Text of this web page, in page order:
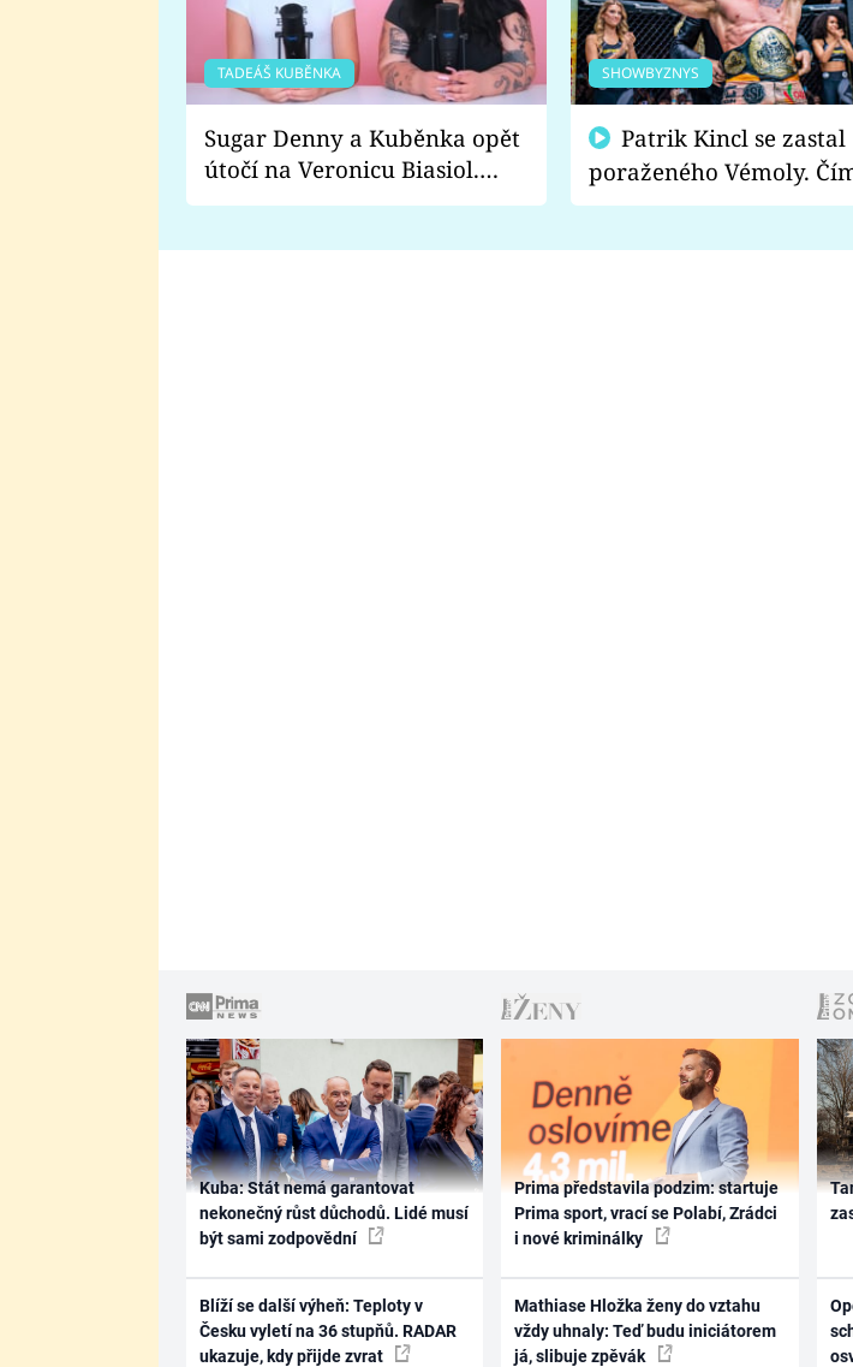
TADEÁŠ KUBĚNKA
Sugar Denny a Kuběnka opět
útočí na Veronicu Biasiol.
Proč je podle nich falešná a
SHOWBYZNYS
poraženého Vémoly.
fanoušci naštvali?
Kuba: Stát nemá garantovat
nekonečný růst důchodů. Lidé musí
být sami zodpovědní
Blíží se další výheň: Teploty v
Česku vyletí na 36 stupňů. RADAR
ukazuje, kdy přijde zvrat
Prima představila podzim: startuje
Prima sport, vrací se Polabí, Zrádci
i nové kriminálky
Mathiase Hložka ženy do vztahu
vždy uhnaly: Teď budu iniciátorem
já, slibuje zpěvák